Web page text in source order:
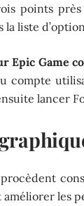
points
liste
Epic Game
compte
lancer
les